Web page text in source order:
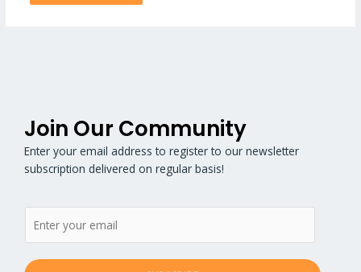
Join Our Community
Enter your email address to register to our newsletter
subscription delivered on regular basis!